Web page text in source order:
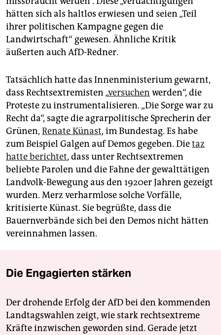
hätten sich als haltlos erwiesen und seien „Teil
ihrer politischen Kampagne gegen die
Landwirtschaft“ gewesen. Ähnliche Kritik
äußerten auch AfD-Redner.
Tatsächlich hatte das Innenministerium gewarnt,
dass Rechtsextremisten „versuchen werden“, die
Proteste zu instrumentalisieren. „Die Sorge war zu
Recht da“, sagte die agrarpolitische Sprecherin der
Grünen, Renate Künast, im Bundestag. Es habe
zum Beispiel Galgen auf Demos gegeben. Dietaz
hatte berichtet, dass unter Rechtsextremen
beliebte Parolen und die Fahne der gewalttätigen
Landvolk-Bewegung aus den 1920er Jahren gezeigt
wurden. Merz verharmlose solche Vorfälle,
kritisierte Künast. Sie begrüßte, dass die
Bauernverbände sich bei den Demos nicht hätten
vereinnahmen lassen.
Die Engagierten stärken
Der drohende Erfolg der AfD bei den kommenden
Landtagswahlen zeigt, wie stark rechtsextreme
Kräfte inzwischen geworden sind. Gerade jetzt